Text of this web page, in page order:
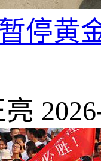
停黄